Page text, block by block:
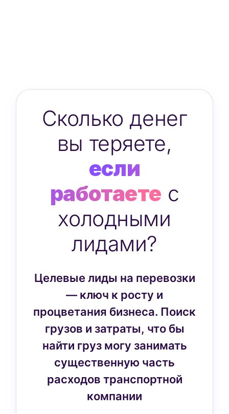
Сколько денег
вы теряете,
если
работаете с
холодными
лидами?
Целевые лиды на перевозки
— ключ к росту и
процветания бизнеса. Поиск
грузов и затраты, что бы
найти груз могу занимать
существенную часть
расходов транспортной
компании